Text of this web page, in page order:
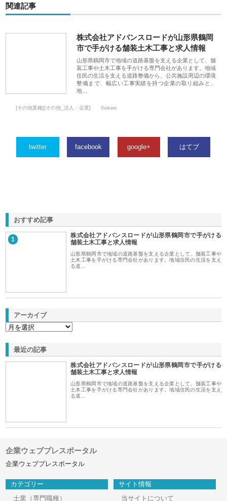
関連記事
株式会社アドバンスロードが山形県鶴岡
市で手がける舗装土木工事と求人情報
山形県鶴岡市で地域の道路基盤を支える企業として、舗
装工事や土木工事を手がける専門会社があります。地域
住民の生活を支える道路整備から、公共施設周辺の環境
整備まで、幅広い工事実績を持つ企業の取り組みと、
地…
[その他業種][その他_法人・企業] 0views
twitter facebook google+ はてブ
おすすめ記事
1
株式会社アドバンスロードが山形県鶴岡市で手がける
舗装土木工事と求人情報
山形県鶴岡市で地域の道路基盤を支える企業として、舗装工事や
土木工事を手がける専門会社があります。地域住民の生活を支え
る道…
アーカイブ
最近の記事
株式会社アドバンスロードが山形県鶴岡市で手がける
舗装土木工事と求人情報
山形県鶴岡市で地域の道路基盤を支える企業として、舗装工事や
土木工事を手がける専門会社があります。地域住民の生活を支え
る道…
企業ウェブプレスポータル
企業ウェブプレスポータル
カテゴリー
士業（専門職種）
サイト情報
当サイトについて